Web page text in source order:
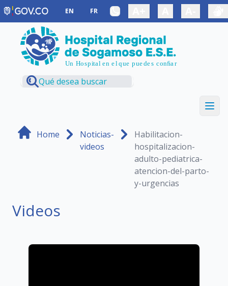
Saltar al contenido principal
EN FR
Home
Noticias-
videos
Habilitacion-
hospitalizacion-
adulto-pediatrica-
atencion-del-parto-
y-urgencias
Videos